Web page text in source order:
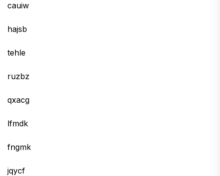
cauiw
hajsb
tehle
ruzbz
qxacg
lfmdk
fngmk
jqycf